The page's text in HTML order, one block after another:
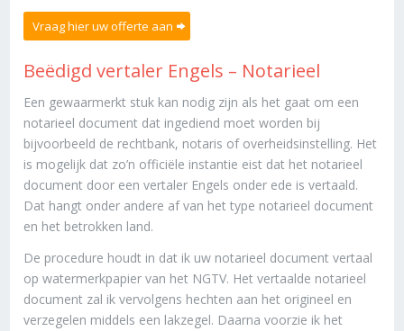
Vraag hier uw offerte aan
Beëdigd vertaler Engels – Notarieel
Een gewaarmerkt stuk kan nodig zijn als het gaat om een
notarieel document dat ingediend moet worden bij
bijvoorbeeld de rechtbank, notaris of overheidsinstelling. Het
is mogelijk dat zo’n officiële instantie eist dat het notarieel
document door een vertaler Engels onder ede is vertaald.
Dat hangt onder andere af van het type notarieel document
en het betrokken land.
De procedure houdt in dat ik uw notarieel document vertaal
op watermerkpapier van het NGTV. Het vertaalde notarieel
document zal ik vervolgens hechten aan het origineel en
verzegelen middels een lakzegel. Daarna voorzie ik het